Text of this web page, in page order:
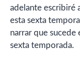
adelante escribiré
esta sexta
narrar que sucede
sexta temporada.